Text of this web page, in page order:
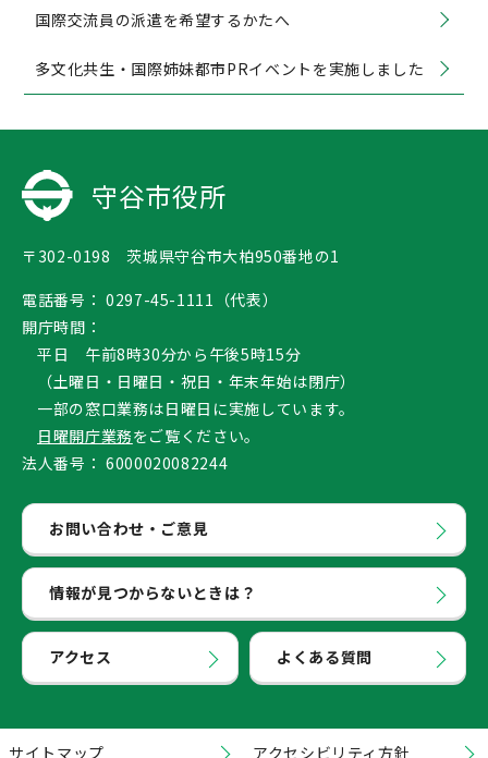
国際交流員の派遣を希望するかたへ
多文化共生・国際姉妹都市PRイベントを実施しました
守谷市役所
〒302-0198 茨城県守谷市大柏950番地の1
電話番号： 0297-45-1111（代表）
開庁時間：
平日 午前8時30分から午後5時15分
（土曜日・日曜日・祝日・年末年始は閉庁）
一部の窓口業務は日曜日に実施しています。
日曜開庁業務をご覧ください。
法人番号： 6000020082244
お問い合わせ・ご意見
情報が見つからないときは？
アクセス よくある質問
サイトマップ アクセシビリティ方針